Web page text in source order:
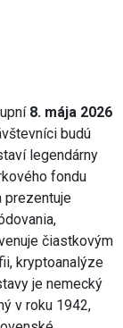
8. mája 2026
budú
legendárny
fondu
prezentuje
čiastkovým
kryptoanalýze
je nemecký
v roku 1942,